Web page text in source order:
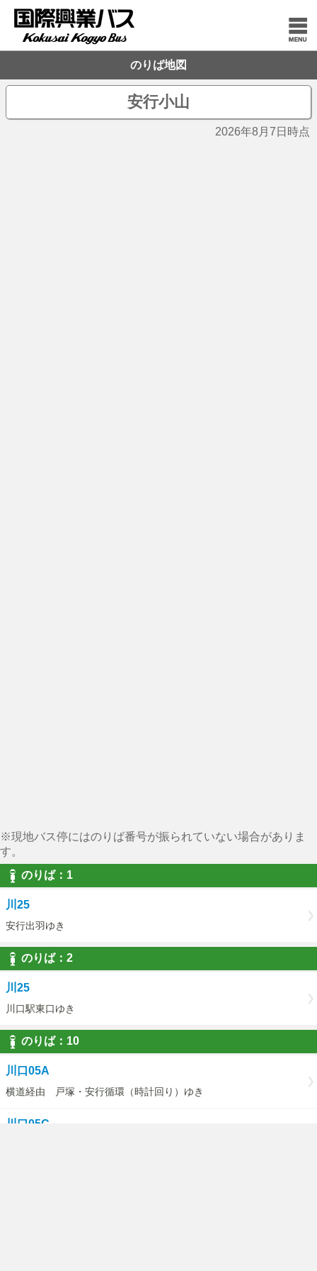
のりば地図
安行小山
2026年8月7日時点
※現地バス停にはのりば番号が振られていない場合がありま
す。
のりば：1
川25
安行出羽ゆき
のりば：2
川25
川口駅東口ゆき
のりば：10
川口05A
横道経由 戸塚・安行循環（時計回り）ゆき
川口05C